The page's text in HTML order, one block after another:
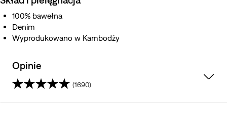
100% bawełna
Denim
Wyprodukowano w Kambodży
Opinie
(1690)